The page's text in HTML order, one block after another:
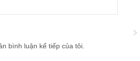
bình luận kế tiếp của tôi.